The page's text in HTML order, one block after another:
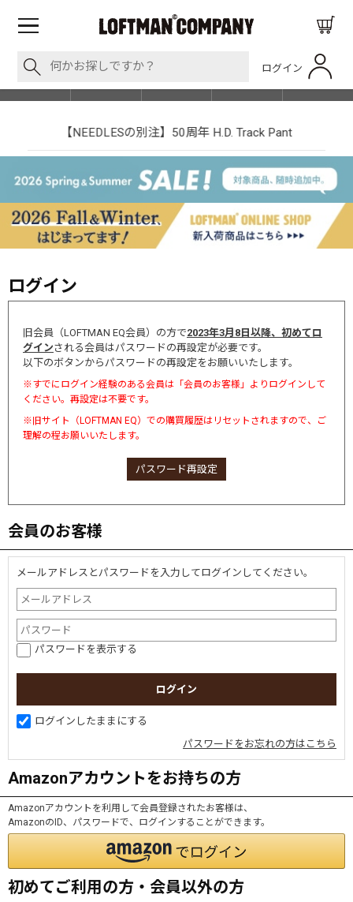
ログイン
SHOP LIST
【NEEDLESの別注】50周年 H.D. Track Pant
ログイン
旧会員（LOFTMAN EQ会員）の方で2023年3月8日以降、初めてロ
グインされる会員はパスワードの再設定が必要です。
以下のボタンからパスワードの再設定をお願いいたします。
※すでにログイン経験のある会員は「会員のお客様」よりログインして
ください。再設定は不要です。
※旧サイト（LOFTMAN EQ）での購買履歴はリセットされますので、ご
理解の程お願いいたします。
パスワード再設定
会員のお客様
メールアドレスとパスワードを入力してログインしてください。
パスワードを表示する
ログインしたままにする
パスワードをお忘れの方はこちら
Amazonアカウントをお持ちの方
Amazonアカウントを利用して会員登録されたお客様は、
AmazonのID、パスワードで、ログインすることができます。
初めてご利用の方・会員以外の方